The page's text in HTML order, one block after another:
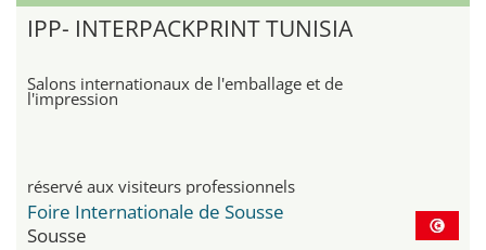
IPP- INTERPACKPRINT TUNISIA
Salons internationaux de l'emballage et de
l'impression
réservé aux visiteurs professionnels
Foire Internationale de Sousse
Sousse